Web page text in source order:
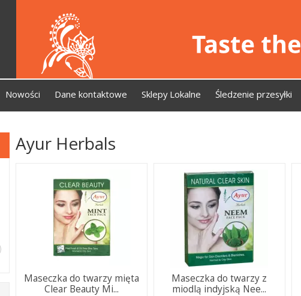
Nowości Dane kontaktowe Sklepy Lokalne Śledzenie przesyłki
Ayur Herbals
Maseczka do twarzy mięta
Clear Beauty Mi...
Maseczka do twarzy z
miodlą indyjską Nee...